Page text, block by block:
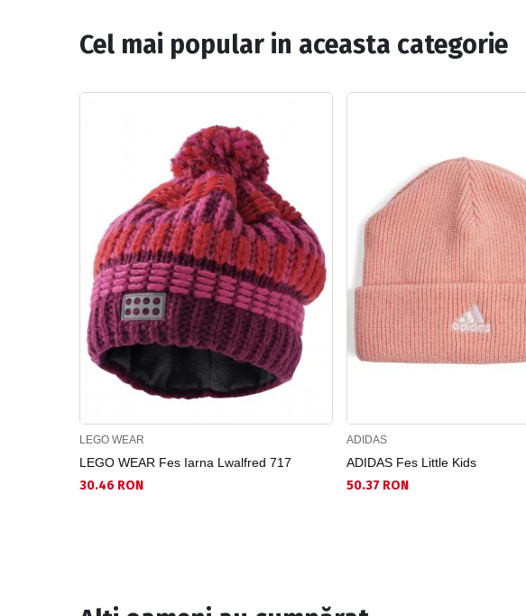
Cel mai popular in aceasta categorie
LEGO WEAR
LEGO WEAR Fes Iarna Lwalfred 717
30.46 RON
ADIDAS
ADIDAS Fes Little Kids
50.37 RON